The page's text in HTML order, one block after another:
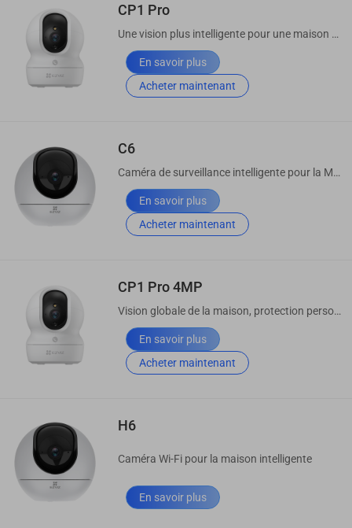
CP1 Pro
Une vision plus intelligente pour une maison plus sûre
En savoir plus
Acheter maintenant
C6
Caméra de surveillance intelligente pour la Maison 2K⁺
En savoir plus
Acheter maintenant
CP1 Pro 4MP
Vision globale de la maison, protection personnalisée
En savoir plus
Acheter maintenant
H6
Caméra Wi-Fi pour la maison intelligente
En savoir plus